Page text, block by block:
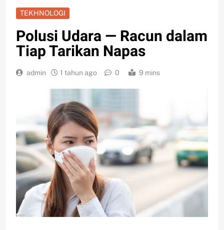
TEKHNOLOGI
Polusi Udara — Racun dalam
Tiap Tarikan Napas
admin 1 tahun ago 0 9 mins